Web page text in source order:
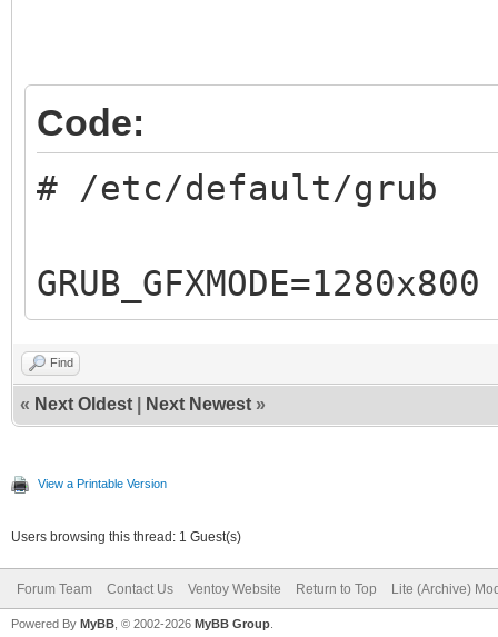
Code:
# /etc/default/grub
GRUB_GFXMODE=1280x800
Find
« Next Oldest Next Newest »
View a Printable Version
Users browsing this thread: 1 Guest(s)
Forum Team Contact Us Ventoy Website Return to Top Lite (Archive)
Powered By MyBB , © 2002-2026 MyBB Group